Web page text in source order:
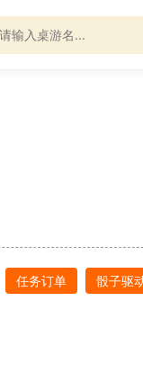
任务订单 骰子驱